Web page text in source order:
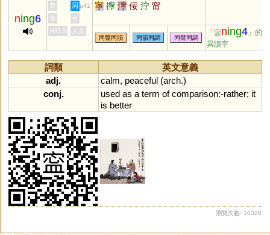
ning6
黃 周 p41 寧 擰 濘 佞 泞 甯
李
何
HKLS
人文
同聲同韻 同韻同調 同聲同調
「寍ning4 」的
異讀字
詞類
英文意義
adj.
calm, peaceful(arch.)
conj.
used as a term of comparison:-rather; it
is better
瀏覽次數: 10328